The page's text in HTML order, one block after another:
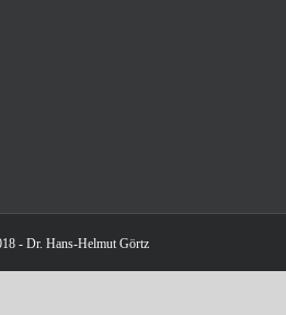
- Dr. Hans-Helmut Görtz